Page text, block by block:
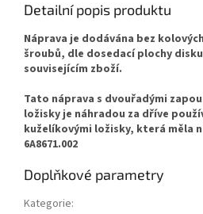
Detailní popis produktu
Náprava je dodávána bez
šroubů, dle dosedací plochy
souvisejícím zboží.
Tato náprava s dvouřadými
ložisky je náhradou za dříve
kuželíkovými ložisky, která měla
6A8671.002
Doplňkové parametry
Kategorie: